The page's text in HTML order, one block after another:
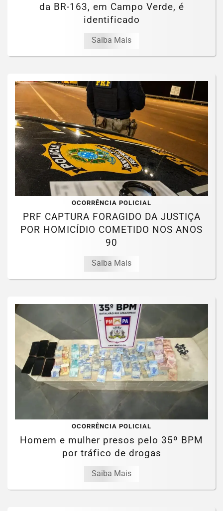
da BR-163, em Campo Verde, é
identificado
Saiba Mais
OCORRÊNCIA POLICIAL
PRF CAPTURA FORAGIDO DA JUSTIÇA
POR HOMICÍDIO COMETIDO NOS ANOS
90
Saiba Mais
OCORRÊNCIA POLICIAL
Homem e mulher presos pelo 35º BPM
por tráfico de drogas
Saiba Mais